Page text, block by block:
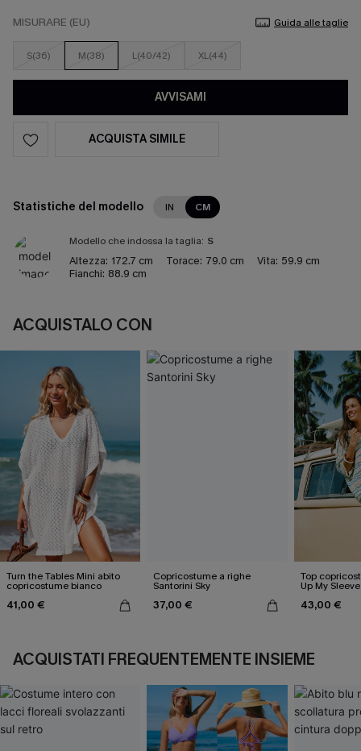
MISURARE (EU) Guida alle taglie
S(36) M(38) L(40/42) XL(44)
AVVISAMI
ACQUISTA SIMILE
Statistiche del modello IN CM
Modello che indossa la taglia: S
Altezza: 172.7 cm Torace: 79.0 cm Vita: 59.9 cm
Fianchi: 88.9 cm
ACQUISTALO CON
Turn the Tables Mini abito
copricostume bianco
41,00 €
Copricostume a righe
Santorini Sky
37,00 €
Top
Up My Sleeve
43,00 €
ACQUISTATI FREQUENTEMENTE INSIEME